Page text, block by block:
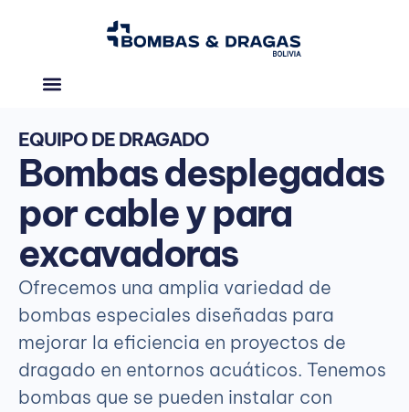
EQUIPO DE DRAGADO
Bombas desplegadas
por cable y para
excavadoras
Ofrecemos una amplia variedad de
bombas especiales diseñadas para
mejorar la eficiencia en proyectos de
dragado en entornos acuáticos. Tenemos
bombas que se pueden instalar con